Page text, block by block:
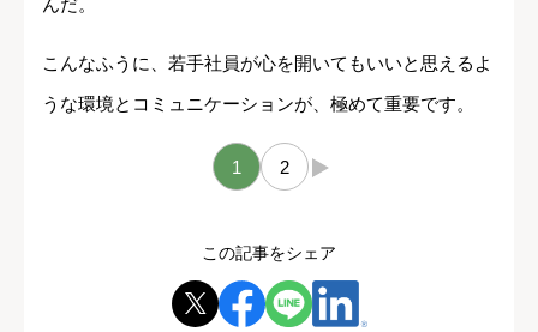
んだ。
こんなふうに、若手社員が心を開いてもいいと思えるよ
うな環境とコミュニケーションが、極めて重要です。
1 2 →
この記事をシェア